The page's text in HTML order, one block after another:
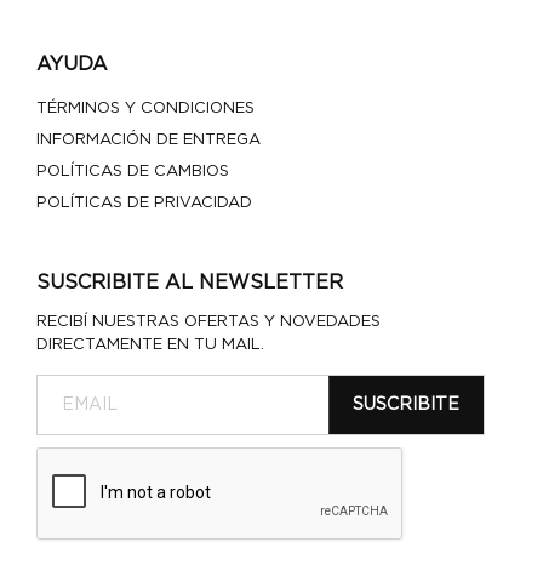
AYUDA
TÉRMINOS Y CONDICIONES
INFORMACIÓN DE ENTREGA
POLÍTICAS DE CAMBIOS
POLÍTICAS DE PRIVACIDAD
SUSCRIBITE AL NEWSLETTER
RECIBÍ NUESTRAS OFERTAS Y NOVEDADES
DIRECTAMENTE EN TU MAIL.